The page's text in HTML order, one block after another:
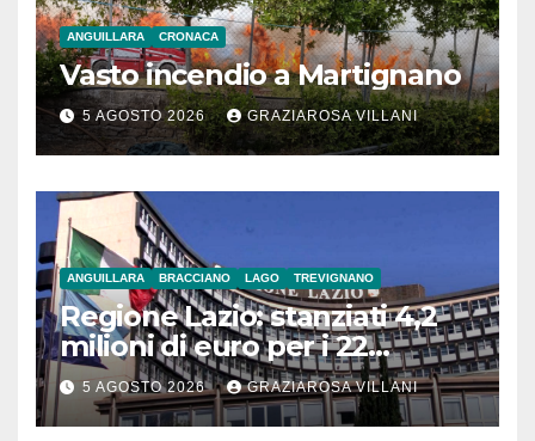
ANGUILLARA CRONACA
Vasto incendio a Martignano
5 AGOSTO 2026 GRAZIAROSA VILLANI
ANGUILLARA BRACCIANO LAGO TREVIGNANO
Regione Lazio: stanziati 4,2
milioni di euro per i 22
Comuni dell’Etruria
Meridionale
5 AGOSTO 2026 GRAZIAROSA VILLANI